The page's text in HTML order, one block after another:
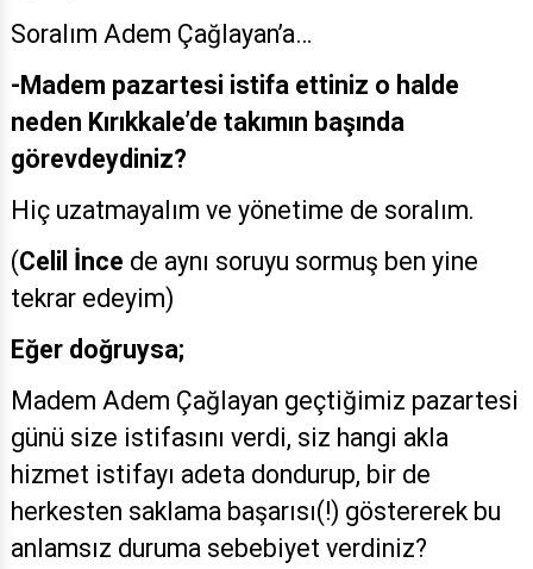
Soralım Adem Çağlayan’a…
-Madem pazartesi istifa ettiniz o halde
neden Kırıkkale’de takımın başında
görevdeydiniz?
Hiç uzatmayalım ve yönetime de soralım.
(Celil İnce de aynı soruyu sormuş ben yine
tekrar edeyim)
Eğer doğruysa;
Madem Adem Çağlayan geçtiğimiz pazartesi
günü size istifasını verdi, siz hangi akla
hizmet istifayı adeta dondurup, bir de
herkesten saklama başarısı(!) göstererek bu
anlamsız duruma sebebiyet verdiniz?